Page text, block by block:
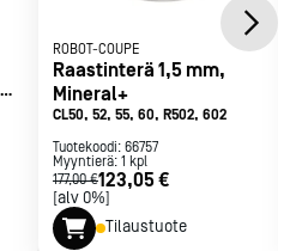
ROBOT-COUPE
Raastinterä 1,5 mm,
Mineral+
CL50, 52, 55, 60, R502, 602
Tuotekoodi: 66757
Myyntierä: 1 kpl
177,00 €123,05 €
[alv 0%]
Tilaustuote